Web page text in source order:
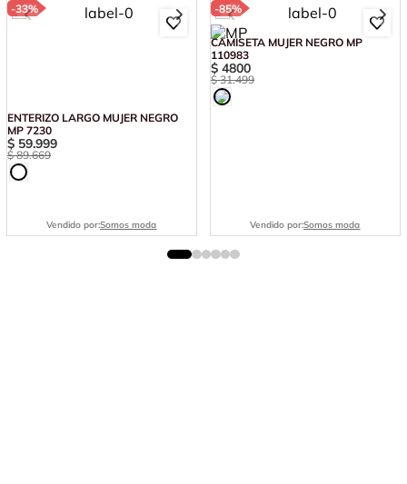
-33%
Vendido por:
-85%
CAMISETA MUJER NEGRO MP
110983
$ 4800
$ 31.499